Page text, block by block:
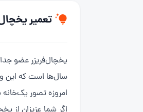
تعمیر
یخچال‌فریزر عضو
سال‌ها است که این
امروزه تصور